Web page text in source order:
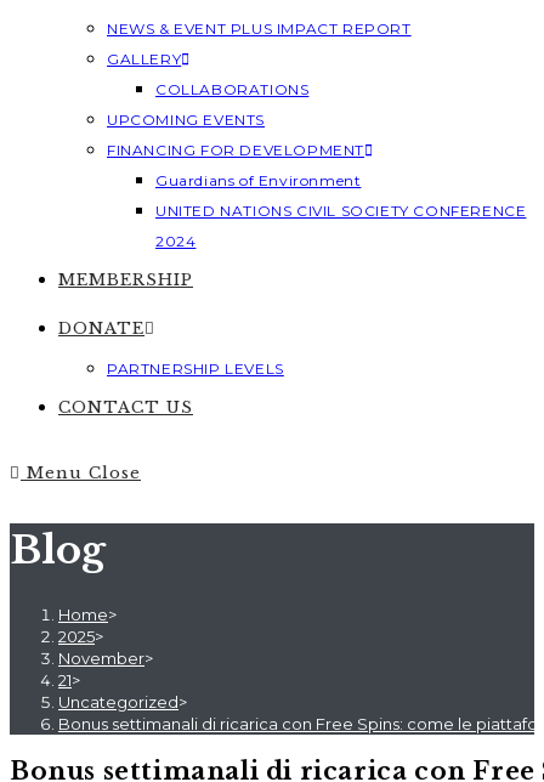
NEWS & EVENT PLUS IMPACT REPORT
GALLERY
COLLABORATIONS
UPCOMING EVENTS
FINANCING FOR DEVELOPMENT
Guardians of Environment
UNITED NATIONS CIVIL SOCIETY CONFERENCE
2024
MEMBERSHIP
DONATE
PARTNERSHIP LEVELS
CONTACT US
Menu Close
Blog
Home>
2025>
November>
21>
Uncategorized>
Bonus settimanali di ricarica con Free Spins: come le
Bonus settimanali di ricarica con